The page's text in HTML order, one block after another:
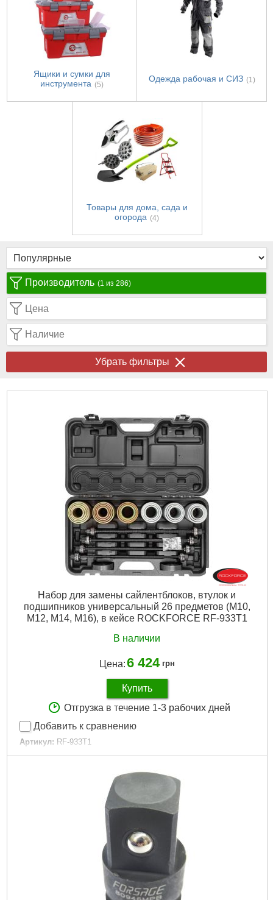
Ящики и сумки для
инструмента (5)
Одежда рабочая и СИЗ (1)
Товары для дома, сада и
огорода (4)
Производитель (1 из 286)
Цена
Наличие
Убрать фильтры
Набор для замены сайлентблоков, втулок и
подшипников универсальный 26 предметов (М10,
М12, М14, М16), в кейсе ROCKFORCE RF-933T1
В наличии
Цена:6 424 грн
Купить
Отгрузка в течение 1-3 рабочих дней
Добавить к сравнению
Артикул: RF-933T1
Код товара: 24.45.97
550x320x150 мм
Подробнее...